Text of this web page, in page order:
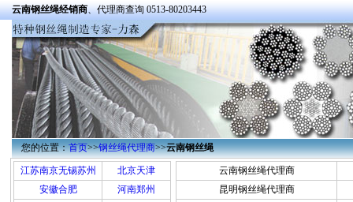
云南钢丝绳经销商、代理商查询 0513-80203443
您的位置：首页>>钢丝绳代理商>>云南钢丝绳
江苏南京无锡苏州
北京天津
安徽合肥
河南郑州
云南钢丝绳代理商
昆明钢丝绳代理商